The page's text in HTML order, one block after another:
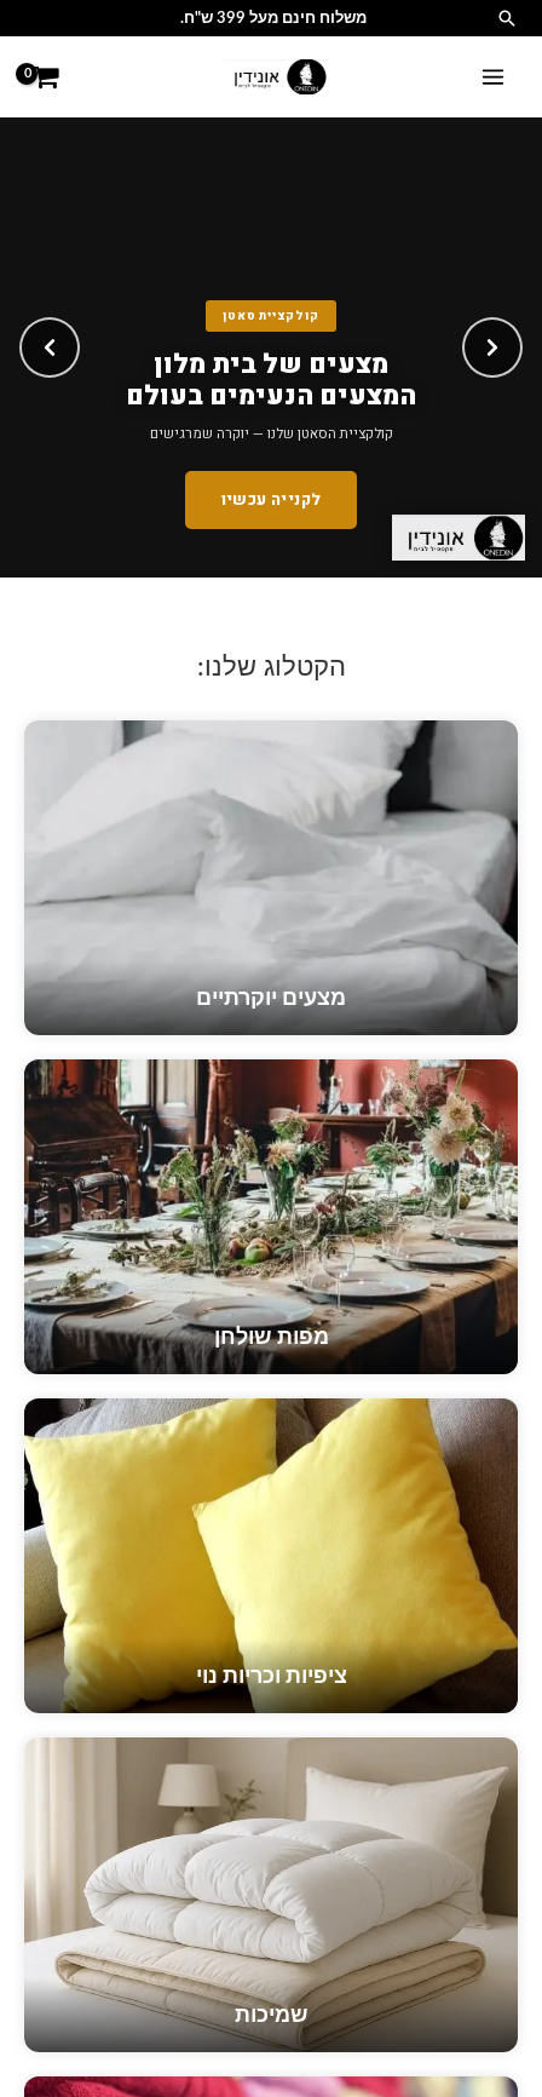
חיפוש משלוח חינם מעל 399 ש"ח.
קולקציית סאטן
מצעים של בית מלון
המצעים הנעימים בעולם
קולקציית הסאטן שלנו — יוקרה שמרגישים
לקנייה עכשיו
הקטלוג שלנו:
מצעים יוקרתיים
מפות שולחן
ציפיות וכריות נוי
שמיכות